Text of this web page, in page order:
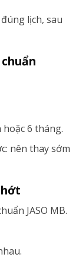
đúng lịch, sau
6 tháng.
nên thay sớm
JASO MB.